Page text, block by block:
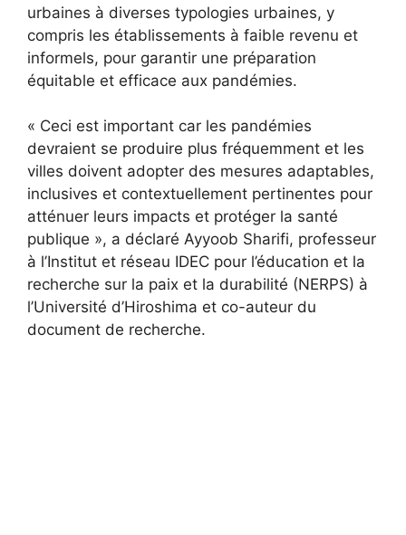
urbaines à diverses typologies urbaines, y
compris les établissements à faible revenu et
informels, pour garantir une préparation
équitable et efficace aux pandémies.
« Ceci est important car les pandémies
devraient se produire plus fréquemment et les
villes doivent adopter des mesures adaptables,
inclusives et contextuellement pertinentes pour
atténuer leurs impacts et protéger la santé
publique », a déclaré Ayyoob Sharifi, professeur
à l’Institut et réseau IDEC pour l’éducation et la
recherche sur la paix et la durabilité (NERPS) à
l’Université d’Hiroshima et co-auteur du
document de recherche.